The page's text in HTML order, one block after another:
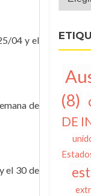
04 y el
de
el 30 de
(8)
DE